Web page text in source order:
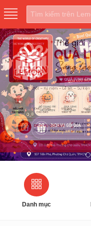
Danh mục